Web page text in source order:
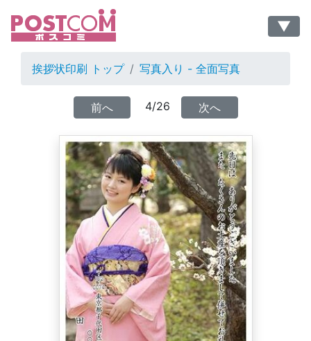
▼
挨拶状印刷 トップ 写真入り - 全面写真
4/26